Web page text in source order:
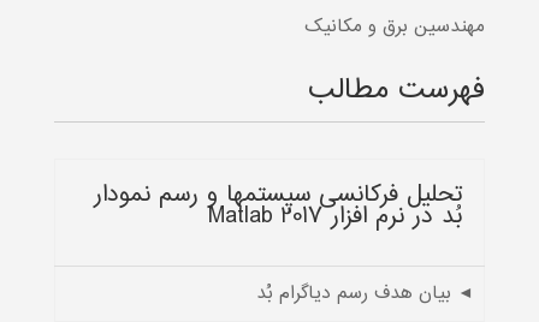
مهندسین برق و مکانیک
فهرست مطالب
تحلیل فرکانسی سیستم‏ها و رسم نمودار
بُد در نرم افزار Matlab 2017
◄ بیان هدف رسم دیاگرام بُد